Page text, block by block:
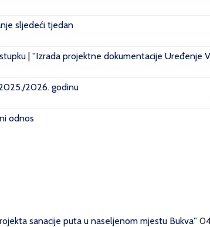
sljedeći tjedan
| ''Izrada projektne dokumentacije Uređenje
2026. godinu
odnos
sanacije puta u naseljenom mjestu Bukva''